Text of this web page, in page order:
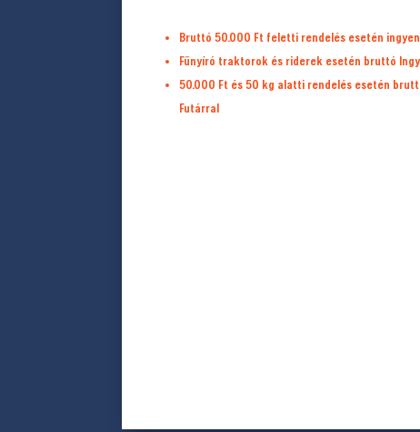
Bruttó 50.000 Ft feletti rendelés esetén
Fűnyíró traktorok és riderek esetén bruttó
50.000 Ft és 50 kg alatti rendelés esetén
Futárral